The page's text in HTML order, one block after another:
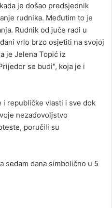
je došao predsjednik
rudnika. Međutim to je
Rudnik od juče radi u
vrlo brzo osjetiti na svojoj
je Jelena Topić iz
se budi", koja je i
i republičke vlasti i sve dok
nezadovoljstvo
poručili su
sedam dana simbolično u 5